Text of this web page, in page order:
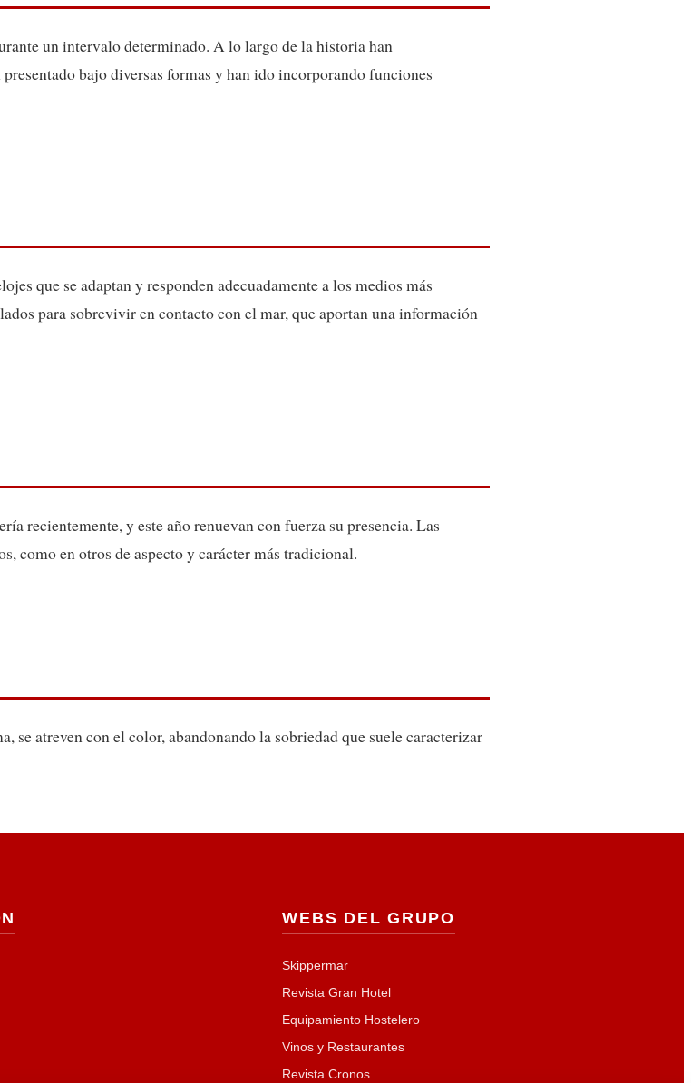
un intervalo determinado. A lo largo de la historia han
bajo diversas formas y han ido incorporando funciones
que se adaptan y responden adecuadamente a los medios más
para sobrevivir en contacto con el mar, que aportan una información
recientemente, y este año renuevan con fuerza su presencia. Las
como en otros de aspecto y carácter más tradicional.
se atreven con el color, abandonando la sobriedad que suele caracterizar
WEBS DEL GRUPO
Skippermar
Revista Gran Hotel
Equipamiento Hostelero
Vinos y Restaurantes
Revista Cronos